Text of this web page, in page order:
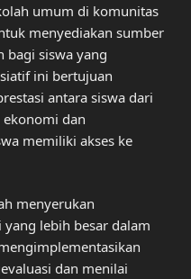
umum di komunitas
menyediakan sumber
bagi siswa yang
ini bertujuan
antara siswa dari
ekonomi dan
memiliki akses ke
menyerukan
lebih besar dalam
dan menilai